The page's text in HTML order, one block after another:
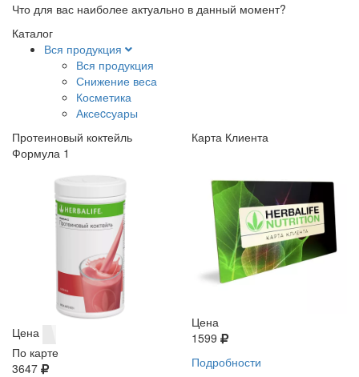
Что для вас наиболее актуально в данный момент?
Каталог
Вся продукция
Вся продукция
Снижение веса
Косметика
Аксеcсуары
Протеиновый коктейль
Формула 1
Цена
По карте
3647
Карта Клиента
Цена
1599
Подробности